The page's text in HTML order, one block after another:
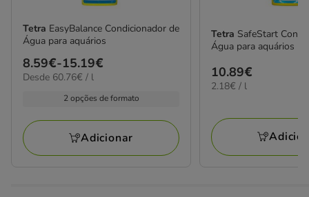
Tetra EasyBalance Condicionador de
Água para aquários
Preço
de
15.19€
8.59€-15.19€
60.76€
Desde 60.76€ / l
2 opções de formato
Adicionar
Tetra SafeStart
Água para aquários
Preço
10.89€
10.89€
2.18€
2.18€ / l